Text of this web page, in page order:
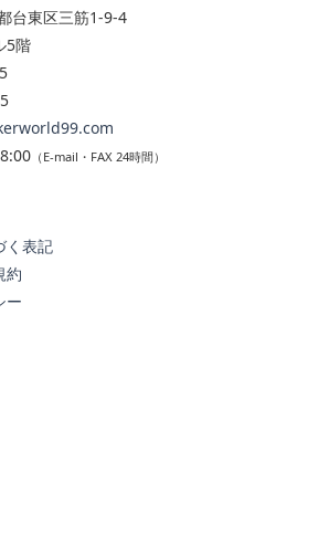
台東区三筋1-9-4
5階
（E-mail・FAX 24時間）
く表記
約
ー